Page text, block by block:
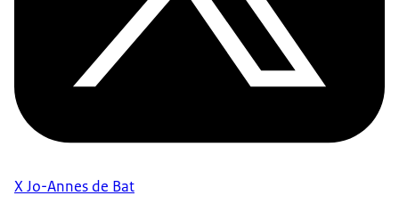
X Jo-Annes de Bat